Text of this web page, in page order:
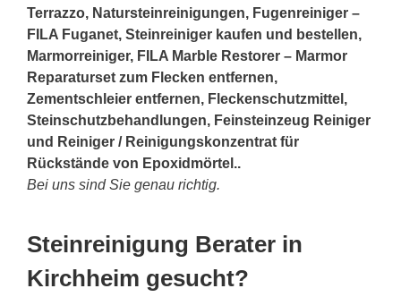
Terrazzo, Natursteinreinigungen, Fugenreiniger –
FILA Fuganet, Steinreiniger kaufen und bestellen,
Marmorreiniger, FILA Marble Restorer – Marmor
Reparaturset zum Flecken entfernen,
Zementschleier entfernen, Fleckenschutzmittel,
Steinschutzbehandlungen, Feinsteinzeug Reiniger
und Reiniger / Reinigungskonzentrat für
Rückstände von Epoxidmörtel..
Bei uns sind Sie genau richtig.
Steinreinigung Berater in
Kirchheim gesucht?